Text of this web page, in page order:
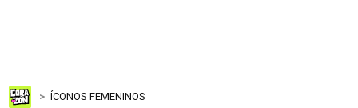
ÍCONOS FEMENINOS